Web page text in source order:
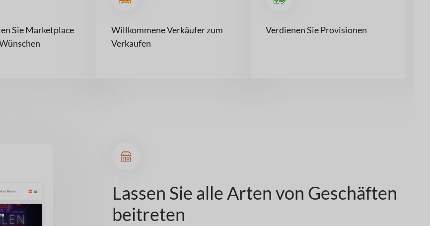
Sie Marketplace
Willkommene Verkäufer zum
Verkaufen
Verdienen Sie Provisionen
Lassen Sie alle Arten von Geschäften
beitreten